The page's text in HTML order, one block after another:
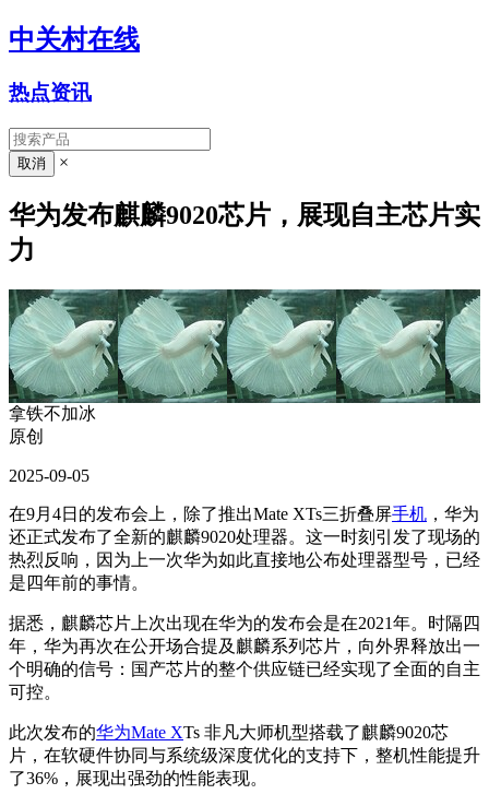
中关村在线
热点资讯
×
华为发布麒麟9020芯片，展现自主芯片实
力
拿铁不加冰
原创
2025-09-05
在9月4日的发布会上，除了推出Mate XTs三折叠屏手机 ，华为
还正式发布了全新的麒麟9020处理器。这一时刻引发了现场的
热烈反响，因为上一次华为如此直接地公布处理器型号，已经
是四年前的事情。
据悉，麒麟芯片上次出现在华为的发布会是在2021年。时隔四
年，华为再次在公开场合提及麒麟系列芯片，向外界释放出一
个明确的信号：国产芯片的整个供应链已经实现了全面的自主
可控。
此次发布的华为Mate XTs 非凡大师机型搭载了麒麟9020芯
片，在软硬件协同与系统级深度优化的支持下，整机性能提升
了36%，展现出强劲的性能表现。